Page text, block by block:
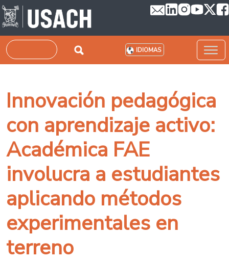
Pasar al contenido principal
Buscar IDIOMAS
Innovación pedagógica
con aprendizaje activo:
Académica FAE
involucra a estudiantes
aplicando métodos
experimentales en
terreno